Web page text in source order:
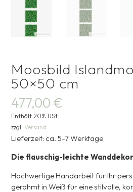
Moosbild
50×50 cm
477,00€
Enthält 20% USt.
zzgl.Versand
Lieferzeit: ca. 5-7 Werktage
Die flauschig-leichte
Hochwertige Handarbeit für Ihr
gerahmt in Weiß für eine stilvolle,